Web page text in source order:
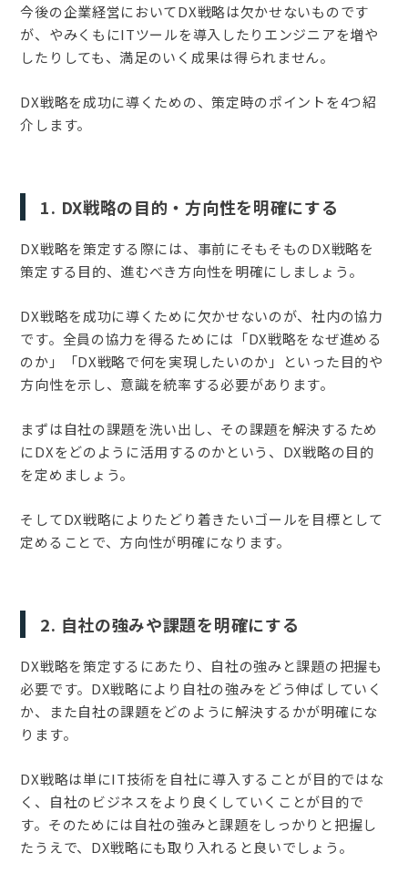
今後の企業経営においてDX戦略は欠かせないものです
が、やみくもにITツールを導入したりエンジニアを増や
したりしても、満足のいく成果は得られません。
DX戦略を成功に導くための、策定時のポイントを4つ紹
介します。
1. DX戦略の目的・方向性を明確にする
DX戦略を策定する際には、事前にそもそものDX戦略を
策定する目的、進むべき方向性を明確にしましょう。
DX戦略を成功に導くために欠かせないのが、社内の協力
です。全員の協力を得るためには「DX戦略をなぜ進める
のか」「DX戦略で何を実現したいのか」といった目的や
方向性を示し、意識を統率する必要があります。
まずは自社の課題を洗い出し、その課題を解決するため
にDXをどのように活用するのかという、DX戦略の目的
を定めましょう。
そしてDX戦略によりたどり着きたいゴールを目標として
定めることで、方向性が明確になります。
2. 自社の強みや課題を明確にする
DX戦略を策定するにあたり、自社の強みと課題の把握も
必要です。DX戦略により自社の強みをどう伸ばしていく
か、また自社の課題をどのように解決するかが明確にな
ります。
DX戦略は単にIT技術を自社に導入することが目的ではな
く、自社のビジネスをより良くしていくことが目的で
す。そのためには自社の強みと課題をしっかりと把握し
たうえで、DX戦略にも取り入れると良いでしょう。